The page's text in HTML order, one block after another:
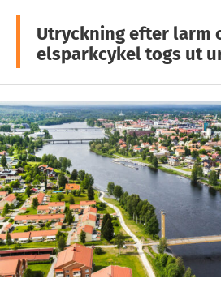
Utryckning efter larm
elsparkcykel togs ut